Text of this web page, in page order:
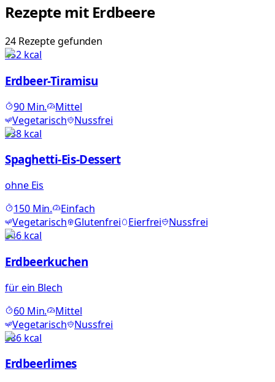
Rezepte mit Erdbeere
24 Rezeptegefunden
452kcal
Erdbeer-Tiramisu
90Min.
Mittel
Vegetarisch
Nussfrei
538kcal
Spaghetti-Eis-Dessert
ohne Eis
150Min.
Einfach
Vegetarisch
Glutenfrei Eierfrei
Nussfrei
346kcal
Erdbeerkuchen
für ein Blech
60Min.
Mittel
Vegetarisch
Nussfrei
386kcal
Erdbeerlimes